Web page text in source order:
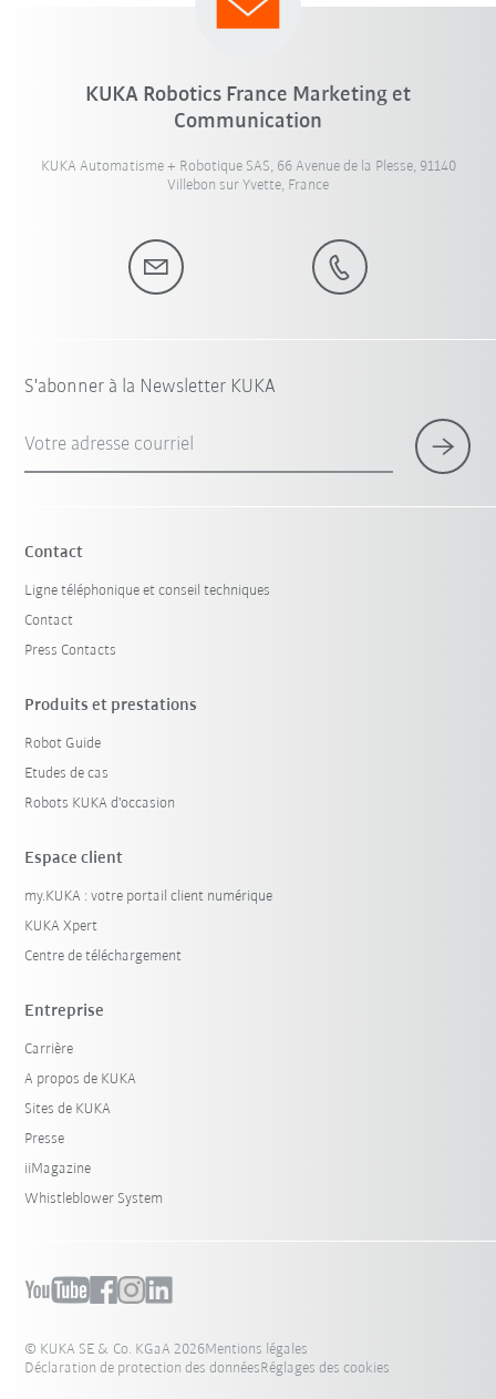
KUKA Robotics France Marketing et
Communication
KUKA Automatisme + Robotique SAS, 66 Avenue de la Plesse, 91140
Villebon sur Yvette, France
S'abonner à la Newsletter KUKA
Votre adresse courriel
Contact
Ligne téléphonique et conseil techniques
Contact
Press Contacts
Produits et prestations
Robot Guide
Etudes de cas
Robots KUKA d'occasion
Espace client
my.KUKA : votre portail client numérique
KUKA Xpert
Centre de téléchargement
Entreprise
Carrière
A propos de KUKA
Sites de KUKA
Presse
iiMagazine
Whistleblower System
© KUKA SE & Co. KGaA 2026Mentions légales
Déclaration de protection des donnéesRéglages des cookies